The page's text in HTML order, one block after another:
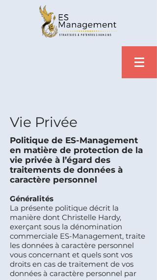
Vie Privée
Politique de ES-Management
en matière de protection de la
vie privée à l’égard des
traitements de données à
caractère personnel
Généralités
La présente politique décrit la
manière dont Christelle Hardy,
exerçant sous la dénomination
commerciale ES-Management, traite
les données à caractère personnel
vous concernant et quels sont vos
droits en cas de traitement de vos
données à caractère personnel par